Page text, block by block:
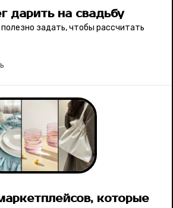
дарить на свадьбу
задать, чтобы рассчитать
которые